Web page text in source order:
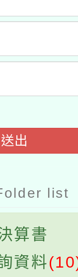
同仁踴
(無人
動站研
度閱讀
研習
智慧
名單
送出
list
算書
資料